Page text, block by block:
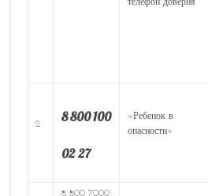
телефон доверия
2
8 800 100
02 27
«Ребенок в
опасности»
8 800 7000